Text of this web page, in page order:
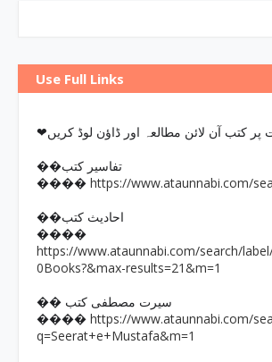
Use Full Links
��تفاسیر کتب
���� https://www.ataunnabi.com/
��احادیث کتب
����
https://www.ataunnabi.com/search/
0Books?&max-results=21&m=1
�� سیرت مصطفی کتب
���� https://www.ataunnabi.com/
q=Seerat+e+Mustafa&m=1